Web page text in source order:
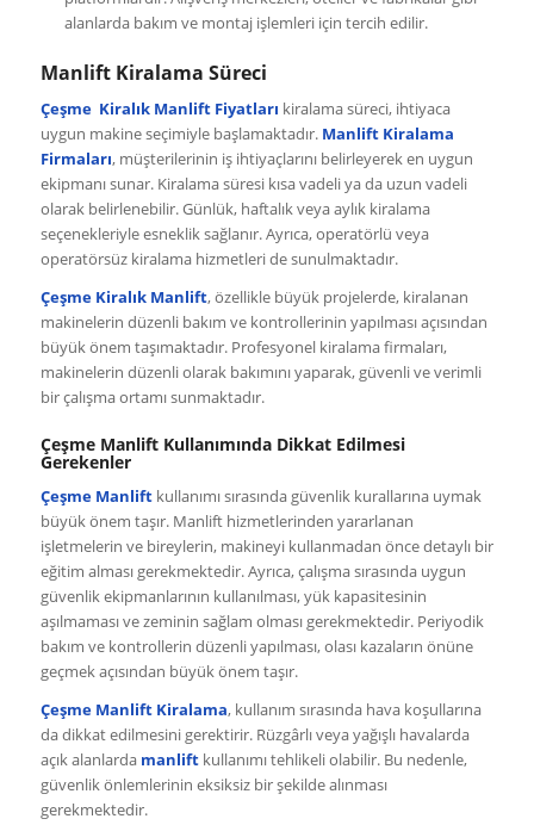
alanlarda bakım ve montaj işlemleri için tercih edilir.
Manlift Kiralama Süreci
Çeşme Kiralık Manlift Fiyatları kiralama süreci, ihtiyaca
uygun makine seçimiyle başlamaktadır. Manlift Kiralama
Firmaları, müşterilerinin iş ihtiyaçlarını belirleyerek en uygun
ekipmanı sunar. Kiralama süresi kısa vadeli ya da uzun vadeli
olarak belirlenebilir. Günlük, haftalık veya aylık kiralama
seçenekleriyle esneklik sağlanır. Ayrıca, operatörlü veya
operatörsüz kiralama hizmetleri de sunulmaktadır.
Çeşme Kiralık Manlift, özellikle büyük projelerde, kiralanan
makinelerin düzenli bakım ve kontrollerinin yapılması açısından
büyük önem taşımaktadır. Profesyonel kiralama firmaları,
makinelerin düzenli olarak bakımını yaparak, güvenli ve verimli
bir çalışma ortamı sunmaktadır.
Çeşme Manlift Kullanımında Dikkat Edilmesi
Gerekenler
Çeşme Manliftkullanımı sırasında güvenlik kurallarına uymak
büyük önem taşır. Manlift hizmetlerinden yararlanan
işletmelerin ve bireylerin, makineyi kullanmadan önce detaylı bir
eğitim alması gerekmektedir. Ayrıca, çalışma sırasında uygun
güvenlik ekipmanlarının kullanılması, yük kapasitesinin
aşılmaması ve zeminin sağlam olması gerekmektedir. Periyodik
bakım ve kontrollerin düzenli yapılması, olası kazaların önüne
geçmek açısından büyük önem taşır.
Çeşme Manlift Kiralama, kullanım sırasında hava koşullarına
da dikkat edilmesini gerektirir. Rüzgârlı veya yağışlı havalarda
açık alanlarda manliftkullanımı tehlikeli olabilir. Bu nedenle,
güvenlik önlemlerinin eksiksiz bir şekilde alınması
gerekmektedir.